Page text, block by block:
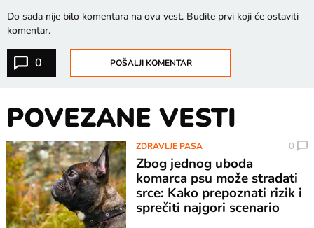
Do sada nije bilo komentara na ovu vest. Budite prvi koji će ostaviti
komentar.
0 POŠALJI KOMENTAR
POVEZANE VESTI
ZDRAVLJE PASA 0
Zbog jednog uboda
komarca psu može stradati
srce: Kako prepoznati rizik i
sprečiti najgori scenario